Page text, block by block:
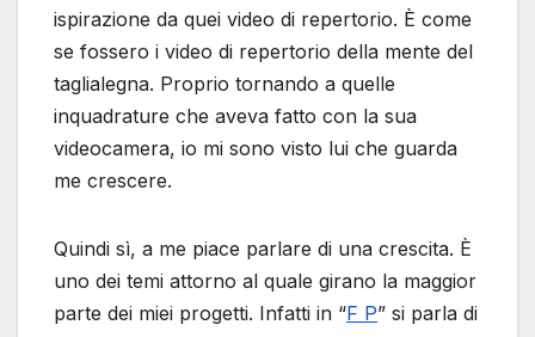
ispirazione da quei video di repertorio. È come
se fossero i video di repertorio della mente del
taglialegna. Proprio tornando a quelle
inquadrature che aveva fatto con la sua
videocamera, io mi sono visto lui che guarda
me crescere.
Quindi sì, a me piace parlare di una crescita. È
uno dei temi attorno al quale girano la maggior
parte dei miei progetti. Infatti in “F P” si parla di